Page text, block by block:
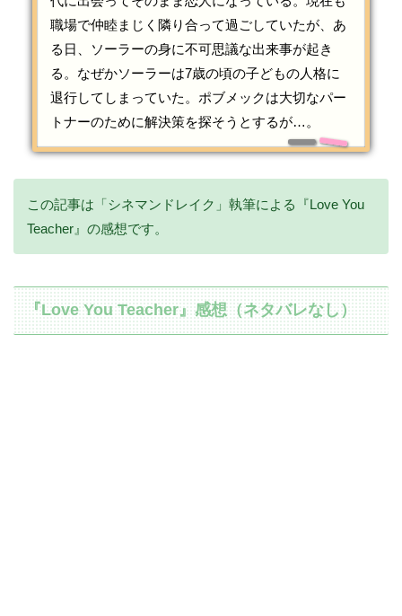
職場で仲睦まじく隣り合って過ごしていたが、あ
る日、ソーラーの身に不可思議な出来事が起き
る。なぜかソーラーは7歳の頃の子どもの人格に
退行してしまっていた。ポブメックは大切なパー
トナーのために解決策を探そうとするが…。
この記事は「シネマンドレイク」執筆による『Love You
Teacher』の感想です。
『Love You Teacher』感想（ネタバレなし）